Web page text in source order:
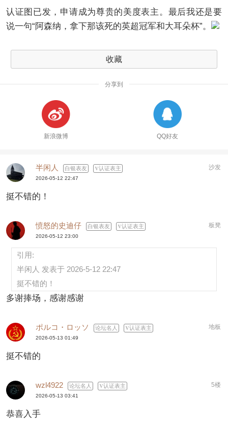
认证图已发，申请成为尊贵的美度表主。最后我还是要
说一句“阿森纳，拿下那该死的英超冠军和大耳朵杯”。
收藏
分享到
新浪微博 QQ好友
半闲人 白银表友 认证表主 沙发
2026-05-12 22:47
挺不错的！
愤怒的史迪仔 白银表友 认证表主 板凳
2026-05-12 23:00
引用:
半闲人 发表于 2026-5-12 22:47
挺不错的！
多谢捧场，感谢感谢
ポルコ・ロッソ 论坛名人 认证表主 地板
2026-05-13 01:49
挺不错的
wzl4922 论坛名人 认证表主 5楼
2026-05-13 03:41
恭喜入手